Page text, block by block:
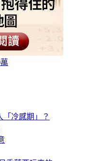
「冷感期」？